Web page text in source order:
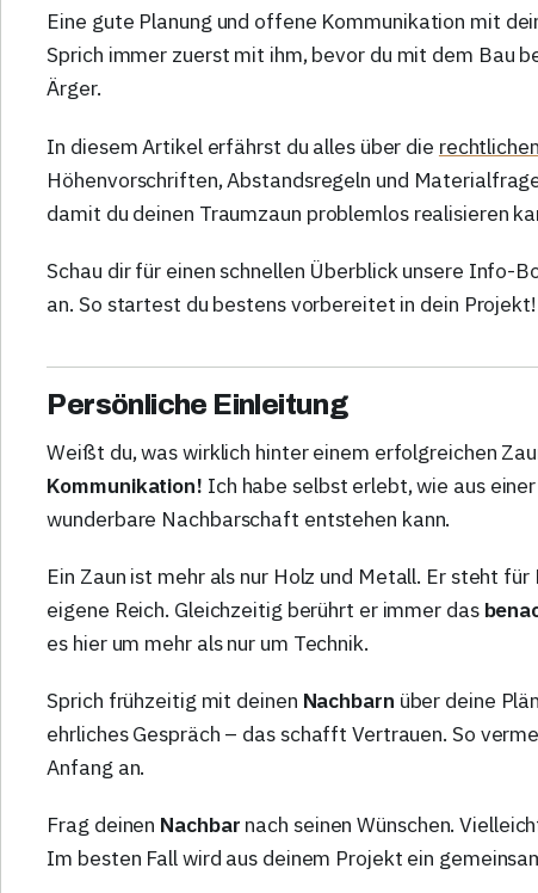
Eine gute Planung und offene Kommunikation mit
Sprich immer zuerst mit ihm, bevor du mit dem Bau
Ärger.
In diesem Artikel erfährst du alles über die
Höhenvorschriften, Abstandsregeln und
damit du deinen Traumzaun problemlos realisieren
Schau dir für einen schnellen Überblick unsere Info-
an. So startest du bestens vorbereitet in dein Projekt!
Persönliche Einleitung
Weißt du, was wirklich hinter einem erfolgreichen
Kommunikation! Ich habe selbst erlebt, wie aus
wunderbare Nachbarschaft entstehen kann.
Ein Zaun ist mehr als nur Holz und Metall. Er steht
eigene Reich. Gleichzeitig berührt er immer das
es hier um mehr als nur um Technik.
Sprich frühzeitig mit deinen Nachbarn über deine
ehrliches Gespräch – das schafft Vertrauen. So
Anfang an.
Frag deinen Nachbar nach seinen Wünschen.
Im besten Fall wird aus deinem Projekt ein